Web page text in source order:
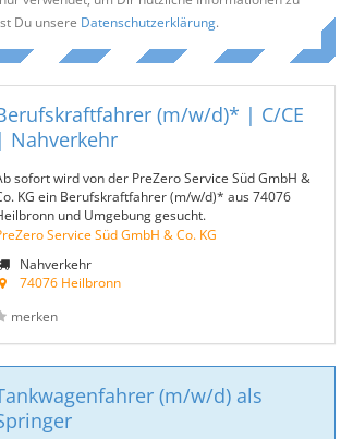
Du unsere Datenschutzerklärung.
(m/w/d)* | C/CE
| Nahverkehr
sofort wird von der PreZero Service Süd GmbH &
KG ein Berufskraftfahrer (m/w/d)* aus 74076
und Umgebung gesucht.
Service Süd GmbH & Co. KG
Nahverkehr
74076 Heilbronn
merken
(m/w/d) als